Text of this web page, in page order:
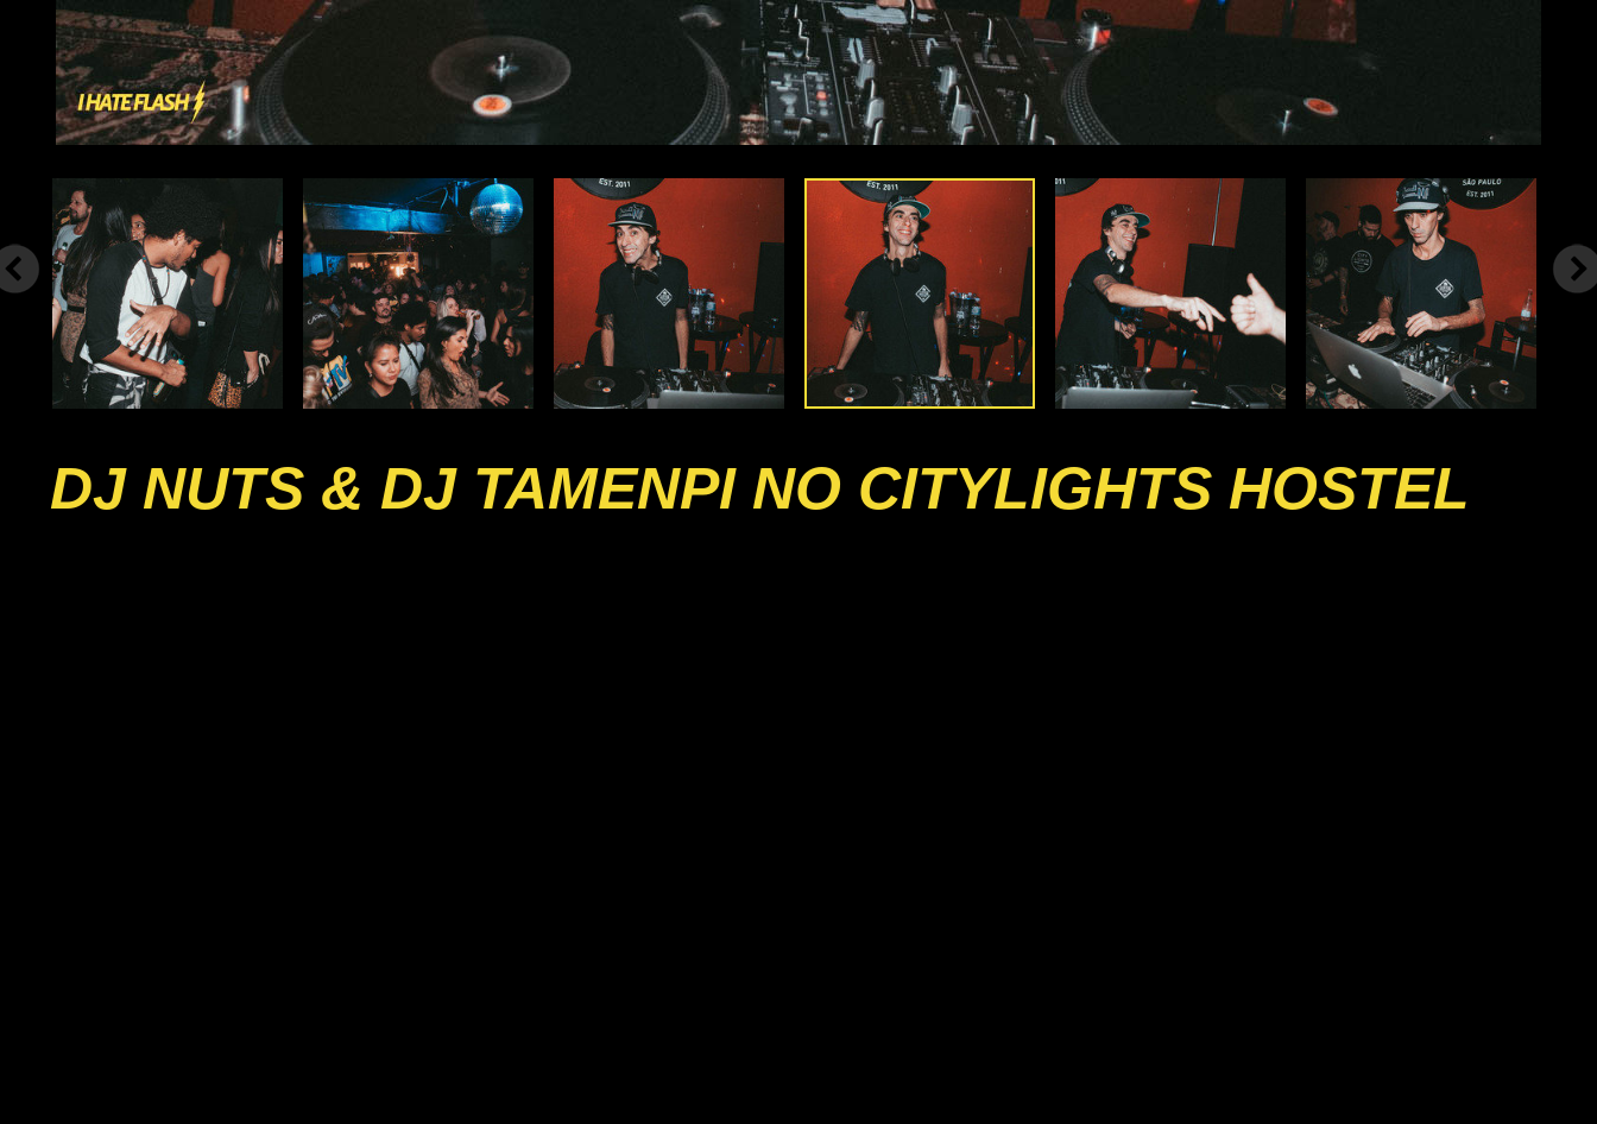
DJ NUTS & DJ TAMENPI NO CITYLIGHTS HOSTEL